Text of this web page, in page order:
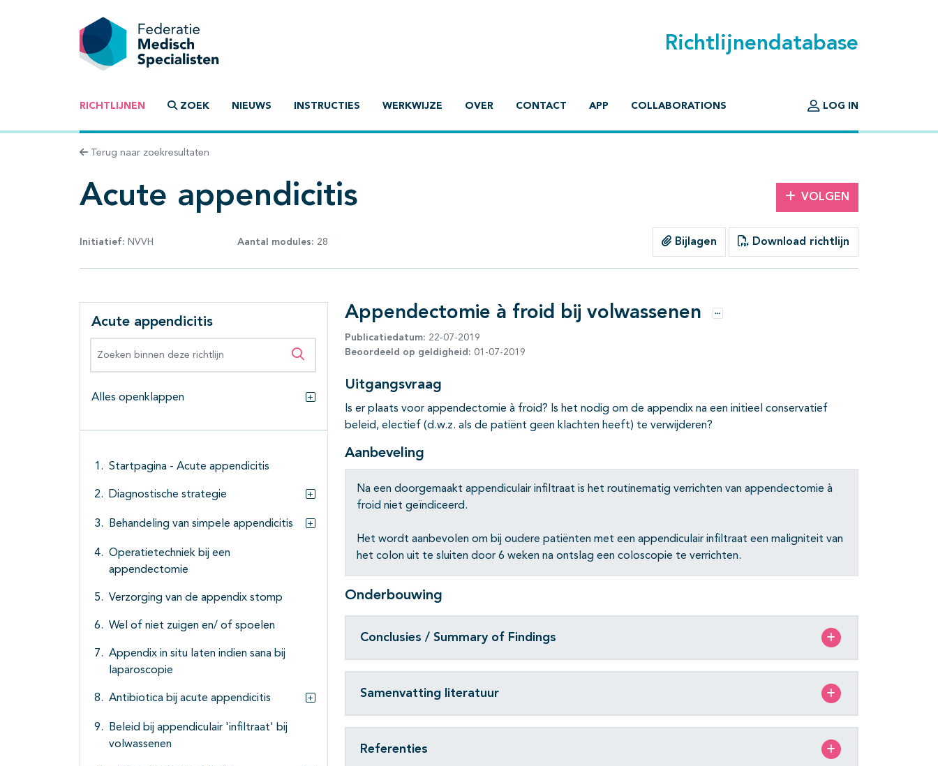
Richtlijnendatabase
RICHTLIJNEN ZOEK NIEUWS INSTRUCTIES WERKWIJZE OVER CONTACT APP COLLABORATIONS LOG IN
Terug naar zoekresultaten
Acute appendicitis VOLGEN
Initiatief: NVVH Aantal modules: 28 Bijlagen Download richtlijn
Acute appendicitis
Zoeken binnen deze richtlijn
Alles openklappen
Alles openklappen
Startpagina - Acute appendicitis
Diagnostische strategie
Subpagina's open- en dichtklappen
Behandeling van simpele appendicitis
Subpagina's open- en dichtklappen
Operatietechniek bij een
appendectomie
Verzorging van de appendix stomp
Wel of niet zuigen en/ of spoelen
Appendix in situ laten indien sana bij
laparoscopie
Antibiotica bij acute appendicitis
Subpagina's open- en dichtklappen
Beleid bij appendiculair 'infiltraat' bij
volwassenen
Appendectomie à froid bij volwassenen Opties
Publicatiedatum: 22-07-2019
Beoordeeld op geldigheid: 01-07-2019
Uitgangsvraag
Is er plaats voor appendectomie à froid? Is het nodig om de appendix na een initieel conservatief
beleid, electief (d.w.z. als de patiënt geen klachten heeft) te verwijderen?
Aanbeveling
Na een doorgemaakt appendiculair infiltraat is het routinematig verrichten van appendectomie à
froid niet geïndiceerd.
Het wordt aanbevolen om bij oudere patiënten met een appendiculair infiltraat een maligniteit van
het colon uit te sluiten door 6 weken na ontslag een coloscopie te verrichten.
Onderbouwing
Conclusies / Summary of Findings
Samenvatting literatuur
Referenties